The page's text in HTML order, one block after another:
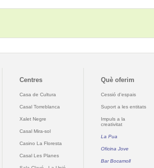
Centres
Casa de Cultura
Casal Torreblanca
Xalet Negre
Casal Mira-sol
Casino La Floresta
Casal Les Planes
Què oferim
Cessió d'espais
Suport a les entitats
Impuls a la
creativitat
La Pua
Oficina Jove
Bar Bocamoll